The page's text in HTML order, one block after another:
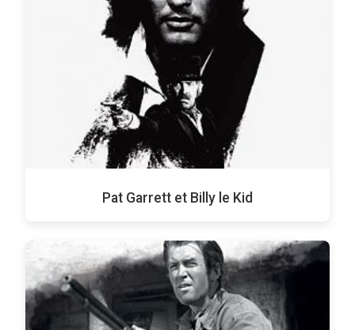
Pat Garrett et Billy le Kid